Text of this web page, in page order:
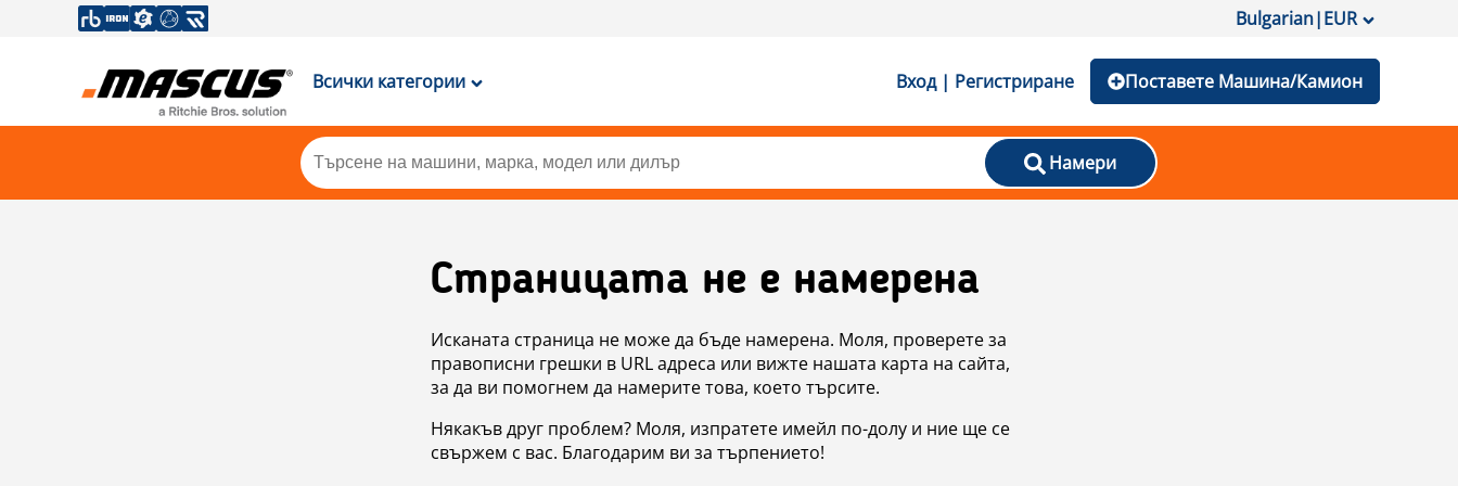
Bulgarian|EUR
Всички категории Вход | Регистриране Поставете Машина/Камион
Намери
Страницата не е намерена
Исканата страница не може да бъде намерена. Моля, проверете за
правописни грешки в URL адреса или вижте нашата карта на сайта,
за да ви помогнем да намерите това, което търсите.
Някакъв друг проблем? Моля, изпратете имейл по-долу и ние ще се
свържем с вас. Благодарим ви за търпението!